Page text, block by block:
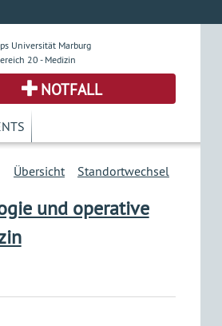
Universität Marburg
20 - Medizin
NOTFALL
Standortwechsel
Übersicht
und operative